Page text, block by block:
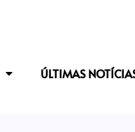
ÚLTIMAS